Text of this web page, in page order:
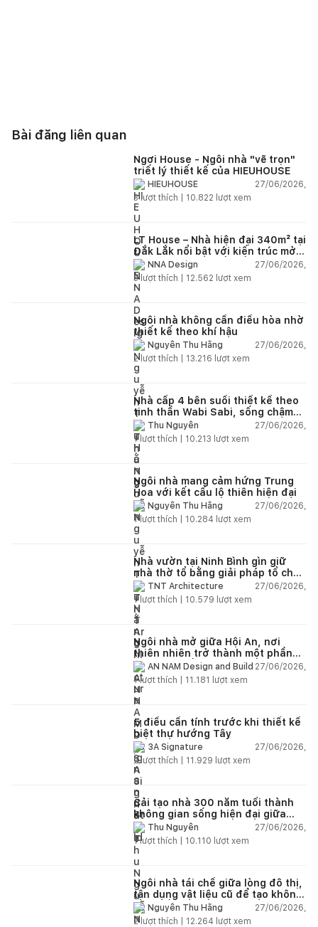
Bài đăng liên quan
Ngơi House - Ngôi nhà "vẽ trọn"
triết lý thiết kế của HIEUHOUSE
HIEUHOUSE
27/06/2026,
3lượt thích | 10.822 lượt xem
LT House – Nhà hiện đại 340m² tại
Đắk Lắk nổi bật với kiến trúc mở
và hệ sân vườn kết nối thiên
nhiên
NNA Design
27/06/2026,
3lượt thích | 12.562 lượt xem
Ngôi nhà không cần điều hòa nhờ
thiết kế theo khí hậu
Nguyễn Thu Hằng
27/06/2026,
2lượt thích | 13.216 lượt xem
Nhà cấp 4 bên suối thiết kế theo
tinh thần Wabi Sabi, sống chậm
giữa thiên nhiên
Thu Nguyễn
27/06/2026,
1lượt thích | 10.213 lượt xem
Ngôi nhà mang cảm hứng Trung
Hoa với kết cấu lộ thiên hiện đại
Nguyễn Thu Hằng
27/06/2026,
1lượt thích | 10.284 lượt xem
Nhà vườn tại Ninh Bình gìn giữ
nhà thờ tổ bằng giải pháp tổ chức
lại không gian
TNT Architecture
27/06/2026,
1lượt thích | 10.579 lượt xem
Ngôi nhà mở giữa Hội An, nơi
thiên nhiên trở thành một phần
của cuộc sống
AN NAM Design and Build 27/06/2026,
1lượt thích | 11.181 lượt xem
5 điều cần tính trước khi thiết kế
biệt thự hướng Tây
3A Signature
27/06/2026,
2lượt thích | 11.929 lượt xem
Cải tạo nhà 300 năm tuổi thành
không gian sống hiện đại giữa
thiên nhiên
Thu Nguyễn
27/06/2026,
1lượt thích | 10.110 lượt xem
Ngôi nhà tái chế giữa lòng đô thị,
tận dụng vật liệu cũ để tạo không
gian sống linh hoạt
Nguyễn Thu Hằng
27/06/2026,
2lượt thích | 12.264 lượt xem